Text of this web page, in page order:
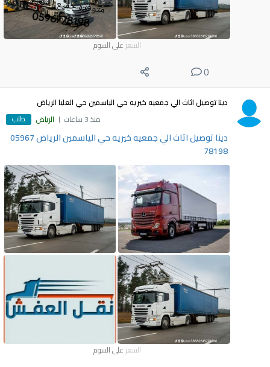
السعر على السوم
0
دينا توصيل اثاث الي جمعيه خيريه حي الياسمين حي العليا الرياض
منذ 3 ساعات
الرياض طلب
دينا توصيل اثاث الي جمعيه خيريه حي الياسمين الرياض 05967
78198
السعر على السوم